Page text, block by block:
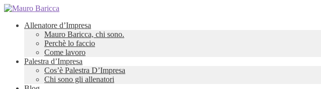
Allenatore d’Impresa
Mauro Baricca, chi sono.
Perchè lo faccio
Come lavoro
Palestra d’Impresa
Cos’è Palestra D’Impresa
Chi sono gli allenatori